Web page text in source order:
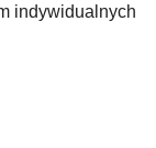
indywidualnych